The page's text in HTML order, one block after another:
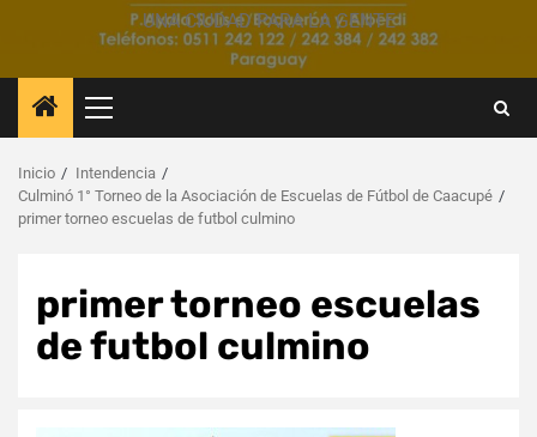
UNA CIUDAD PARA LA GENTE
Menú
principal
Inicio
Intendencia
Culminó 1° Torneo de la Asociación de Escuelas de Fútbol de Caacupé
primer torneo escuelas de futbol culmino
primer torneo escuelas
de futbol culmino